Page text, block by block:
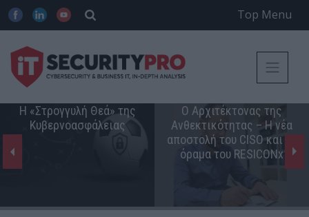
Top Menu
Η «Στρογγυλή Θεά» της
Κυβερνοασφάλειας
Ο Αρχιτέκτονας της
Ανθεκτικότητας – Η νέα
αποστολή του CISO και το
όραμα του RESICONx